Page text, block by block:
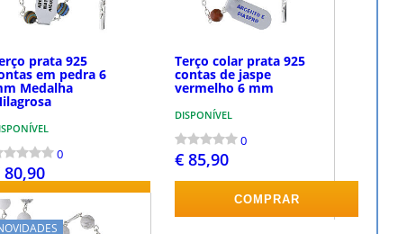
prata 925
em pedra 6
Medalha
0
80,90
Terço colar prata 925
contas de jaspe
vermelho 6 mm
DISPONÍVEL
0
€ 85,90
COMPRAR